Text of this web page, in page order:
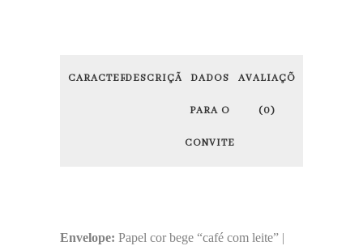
CARACTERÍSTICAS
DESCRIÇÃODADOS
PARA O
CONVITE
AVALIAÇÕES
(0)
Envelope: Papel cor bege “café com leite” |